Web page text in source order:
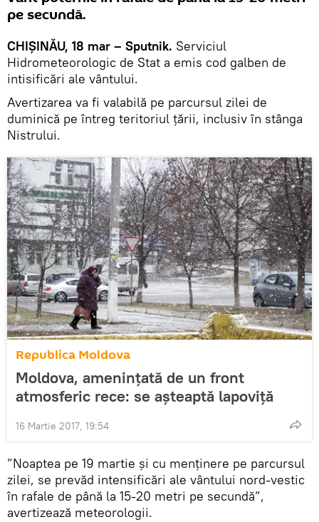
pe secundă.
CHIȘINĂU, 18 mar – Sputnik. Serviciul
Hidrometeorologic de Stat a emis cod galben de
intisificări ale vântului.
Avertizarea va fi valabilă pe parcursul zilei de
duminică pe întreg teritoriul țării, inclusiv în stânga
Nistrului.
Republica Moldova
Moldova, amenințată de un front
atmosferic rece: se așteaptă lapoviță
16 Martie 2017, 19:54
”Noaptea pe 19 martie și cu menținere pe parcursul
zilei, se prevăd intensificări ale vântului nord-vestic
în rafale de până la 15-20 metri pe secundă”,
avertizează meteorologii.